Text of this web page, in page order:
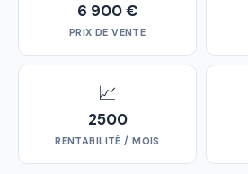
6 900 €
PRIX DE VENTE
📈
2500
RENTABILITÉ / MOIS